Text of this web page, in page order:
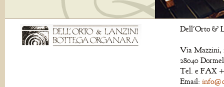
Dell'Orto &
Via Mazzini,
28040
Tel. e FAX
Email: